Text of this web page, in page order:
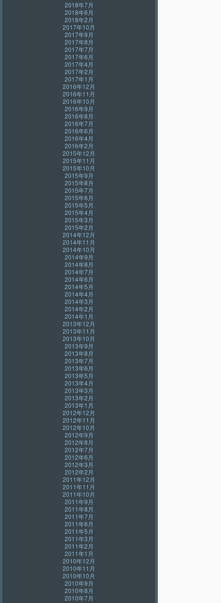
2018年7月
2018年6月
2018年2月
2017年10月
2017年9月
2017年8月
2017年7月
2017年6月
2017年4月
2017年2月
2017年1月
2016年12月
2016年11月
2016年10月
2016年9月
2016年8月
2016年7月
2016年6月
2016年4月
2016年2月
2015年12月
2015年11月
2015年10月
2015年9月
2015年8月
2015年7月
2015年6月
2015年5月
2015年4月
2015年3月
2015年2月
2014年12月
2014年11月
2014年10月
2014年9月
2014年8月
2014年7月
2014年6月
2014年5月
2014年4月
2014年3月
2014年2月
2014年1月
2013年12月
2013年11月
2013年10月
2013年9月
2013年8月
2013年7月
2013年6月
2013年5月
2013年4月
2013年3月
2013年2月
2013年1月
2012年12月
2012年11月
2012年10月
2012年9月
2012年8月
2012年7月
2012年6月
2012年3月
2012年2月
2011年12月
2011年11月
2011年10月
2011年9月
2011年8月
2011年7月
2011年6月
2011年5月
2011年3月
2011年2月
2011年1月
2010年12月
2010年11月
2010年10月
2010年9月
2010年8月
2010年7月